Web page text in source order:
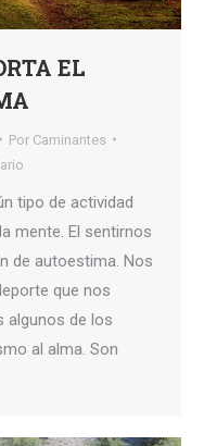
EL
Por Caminantes
tipo de actividad
mente. El sentirnos
de autoestima. Nos
que nos
algunos de los
al alma. Son